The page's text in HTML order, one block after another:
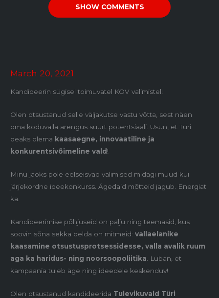
SHOW COMMENTS
March 20, 2021
Kandideerin sügisel toimuvatel KOV valimistel!
Olen otsustanud selle väljakutse vastu võtta, sest näen
oma koduvalla arengus suurt potentsiaali. Usun, et Türi
peaks olema kaasaegne, innovaatiline ja
konkurentsivõimeline vald !
Minu jaoks pole eelseisvad valimised midagi muud kui
järjekordne ideekonkurss. Ägedaid mõtteid jagub. Energiat
ka.
Kandideerimise põhjuseid on palju ning teemasid, kus
soovin sõna sekka öelda on mitmeid:vallaelanike
kaasamine otsustusprotsessidesse, valla avalik ruum
aga ka haridus- ning noorsoopoliitika . Luban, et
kampaania tuleb äge ning ideedele keskenduv!
Olen otsustanud kandideerida Tulevikuvald Türi